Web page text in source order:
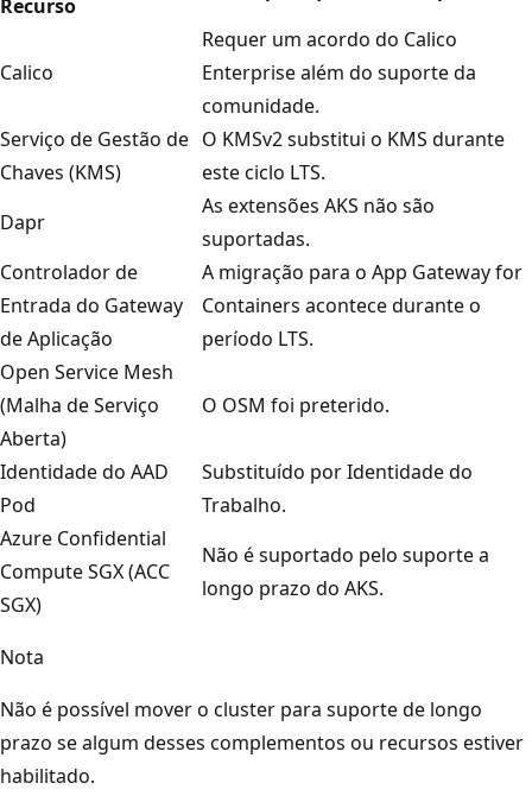
Recurso
Calico
Requer um acordo do Calico
Enterprise além do suporte da
comunidade.
Serviço de Gestão de
Chaves (KMS)
O KMSv2 substitui o KMS durante
este ciclo LTS.
Dapr
As extensões AKS não são
suportadas.
Controlador de
Entrada do Gateway
de Aplicação
A migração para o App Gateway for
Containers acontece durante o
período LTS.
Open Service Mesh
(Malha de Serviço
Aberta)
O OSM foi preterido.
Identidade do AAD
Pod
Substituído por Identidade do
Trabalho.
Azure Confidential
Compute SGX (ACC
SGX)
Não é suportado pelo suporte a
longo prazo do AKS.
Nota
Não é possível mover o cluster para suporte de longo
prazo se algum desses complementos ou recursos estiver
habilitado.